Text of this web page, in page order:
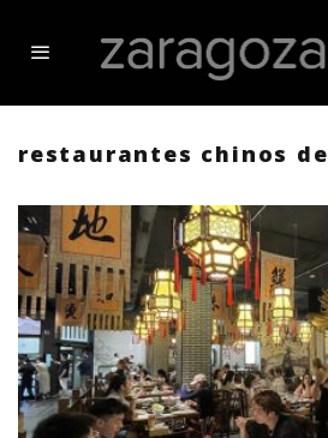
restaurantes chinos